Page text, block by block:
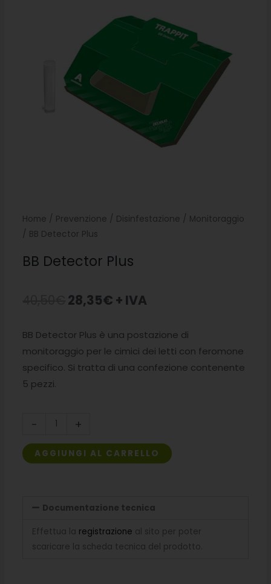
Home / Prevenzione / Disinfestazione / Monitoraggio
/ BB Detector Plus
BB Detector Plus
Il
originale
era:
28,35€ Il
attuale
è:
+ IVA
BB Detector Plus è una postazione di
monitoraggio per le cimici dei letti con feromone
specifico. Si tratta di una confezione contenente
5 pezzi.
-
Plus
quantità
+
AGGIUNGI AL CARRELLO
Documentazione tecnica
Effettua la registrazione al sito per poter
scaricare la scheda tecnica del prodotto.